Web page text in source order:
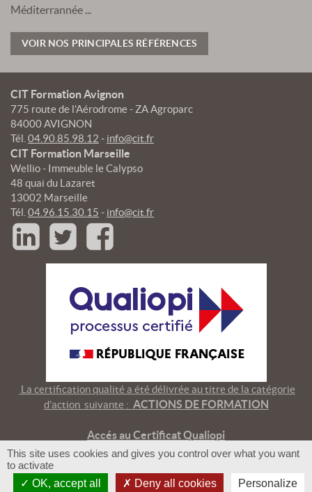
Méditerrannée ...
VOIR NOS PRINCIPALES RÉFÉRENCES
CIT Formation Avignon
775 route de l'Aérodrome - ZA Agroparc
84000 AVIGNON
Tél. 04.90.85.98.12 - info@cit.fr
CIT Formation Marseille
Wellio - Immeuble le Calypso
48 quai du Lazaret
13002 Marseille
Tél. 04.96.15.30.15 - info@cit.fr
La certification qualité a été délivrée au titre de la catégorie
d’action suivante : ACTIONS DE FORMATION
Accés au Certificat Qualiopi
© 2018 - CIT Formation
Réalisation ComOcéan
This site uses cookies and gives you control over what you want
to activate
OK, accept all
Deny all cookies Personalize